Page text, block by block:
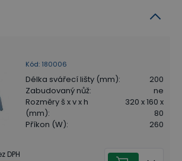
Kód: 180006
Délka svářecí lišty (mm):
200
Zabudovaný nůž:
ne
Rozměry š x v x h
(mm):
320 x 160 x
80
Příkon (W): 260
DPH